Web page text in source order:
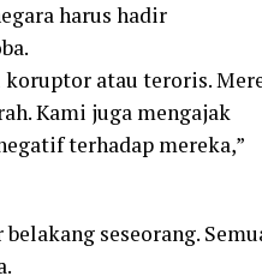
harus hadir
koruptor atau teroris.
Kami juga mengajak
terhadap mereka,”
seseorang.